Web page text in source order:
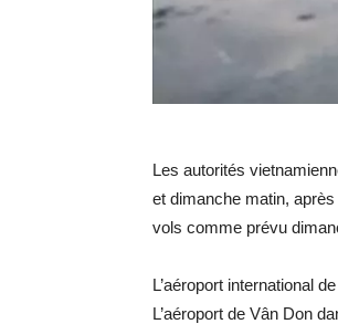
Les autorités
et dimanche matin,
vols comme prévu
L’aéroport international
L’aéroport de Vân Don